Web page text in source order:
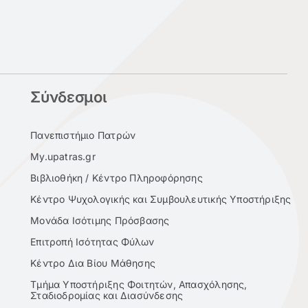
Σύνδεσμοι
Πανεπιστήμιο Πατρών
My.upatras.gr
Βιβλιοθήκη / Κέντρο Πληροφόρησης
Κέντρο Ψυχολογικής και Συμβουλευτικής Υποστήριξης
Μονάδα Ισότιμης Πρόσβασης
Επιτροπή Ισότητας Φύλων
Κέντρο Δια Βίου Μάθησης
Τμήμα Υποστήριξης Φοιτητών, Απασχόλησης,
Σταδιοδρομίας και Διασύνδεσης